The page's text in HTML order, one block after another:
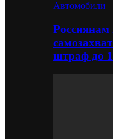
Автомобили
Россиянам
штраф до